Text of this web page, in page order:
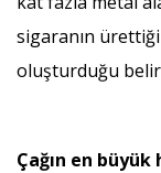
sigaranın
oluşturduğu
Çağın en büyük